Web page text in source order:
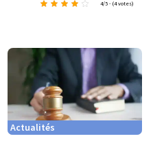
4/5 - (4 votes)
Actualités